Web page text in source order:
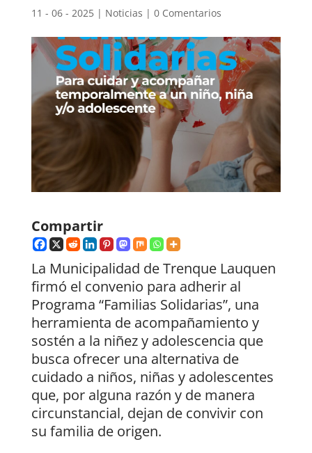
11 - 06 - 2025| Noticias | 0 Comentarios
Compartir
La Municipalidad de Trenque Lauquen
firmó el convenio para adherir al
Programa “Familias Solidarias”, una
herramienta de acompañamiento y
sostén a la niñez y adolescencia que
busca ofrecer una alternativa de
cuidado a niños, niñas y adolescentes
que, por alguna razón y de manera
circunstancial, dejan de convivir con
su familia de origen.